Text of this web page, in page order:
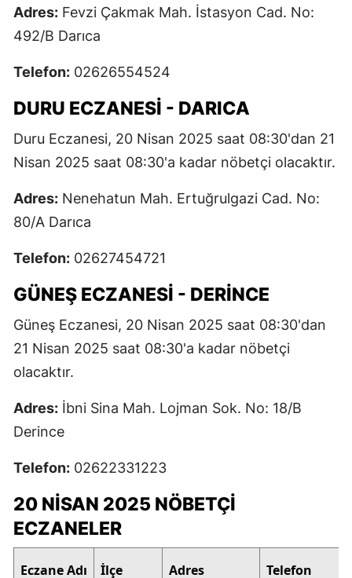
Adres: Fevzi Çakmak Mah. İstasyon Cad. No:
492/B Darıca
Telefon: 02626554524
DURU ECZANESI - DARICA
Duru Eczanesi, 20 Nisan 2025 saat 08:30'dan 21
Nisan 2025 saat 08:30'a kadar nöbetçi olacaktır.
Adres: Nenehatun Mah. Ertuğrulgazi Cad. No:
80/A Darıca
Telefon: 02627454721
GÜNEŞ ECZANESI - DERINCE
Güneş Eczanesi, 20 Nisan 2025 saat 08:30'dan
21 Nisan 2025 saat 08:30'a kadar nöbetçi
olacaktır.
Adres: İbni Sina Mah. Lojman Sok. No: 18/B
Derince
Telefon: 02622331223
20 NISAN 2025 NÖBETÇI
ECZANELER
Eczane Adı İlçe Adres Telefon